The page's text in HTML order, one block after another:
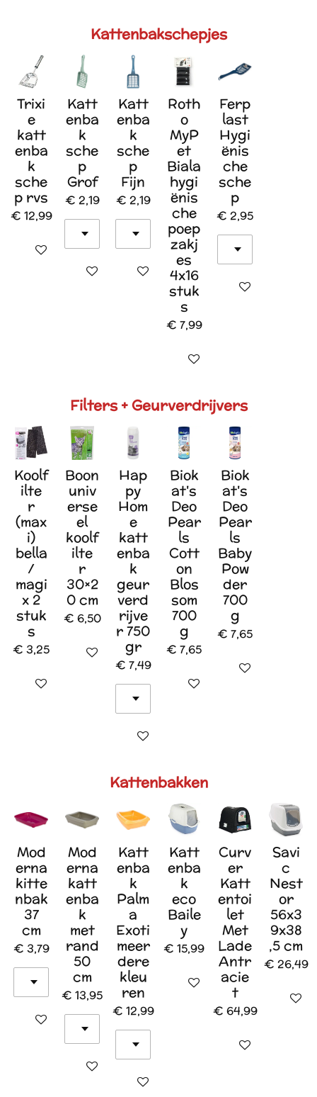
Kattenbakschepjes
Trixi
e
katt
enba
k
sche
p rvs
€ 12,99
In winkelwagen
Katt
enba
k
sche
p
Grof
€ 2,19
In winkelwagen
Katt
enba
k
sche
p
Fijn
€ 2,19
In winkelwagen
Roth
o
MyP
et
Biala
hygi
ënis
che
poep
zakj
es
4x16
stuk
s
€ 7,99
In winkelwagen
Ferp
last
Hygi
ënis
che
sche
p
€ 2,95
In winkelwagen
Filters + Geurverdrijvers
Koolf
ilte
r
(max
i)
bella
/
magi
x 2
stuk
s
€ 3,25
In winkelwagen
Boon
univ
erse
el
koolf
ilte
r
30×2
0 cm
€ 6,50
In winkelwagen
Hap
py
Hom
e
katt
enba
k
geur
verd
rijve
r 750
gr
€ 7,49
In winkelwagen
Biok
at's
Deo
Pear
ls
Cott
on
Blos
som
700
g
€ 7,65
In winkelwagen
Biok
at's
Deo
Pear
ls
Baby
Pow
der
700
g
€ 7,65
In winkelwagen
Kattenbakken
Mod
erna
kitte
nbak
37
cm
€ 3,79
In winkelwagen
Mod
erna
katt
enba
k
met
rand
50
cm
€ 13,95
In winkelwagen
Katt
enba
k
Palm
a
Exoti
meer
dere
kleu
ren
€ 12,99
In winkelwagen
Katt
enba
k
eco
Baile
y
€ 15,99
In winkelwagen
Curv
er
Katt
entoi
let
Met
Lade
Antr
acie
t
€ 64,99
In winkelwagen
Savi
c
Nest
or
56x3
9x38
,5 cm
€ 26,49
In